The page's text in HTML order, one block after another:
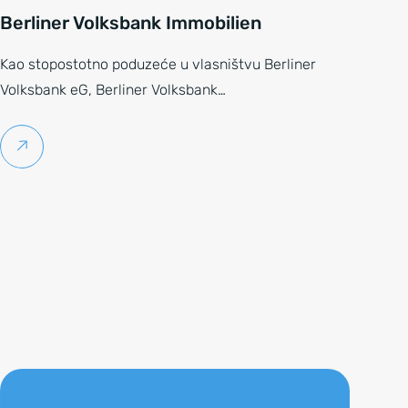
Berliner Volksbank Immobilien
Kao stopostotno poduzeće u vlasništvu Berliner
Volksbank eG, Berliner Volksbank…
Pročitaj više